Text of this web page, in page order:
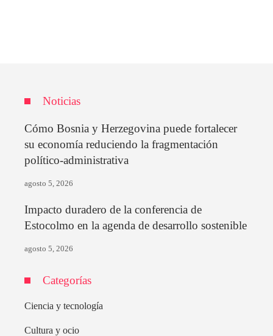
Noticias
Cómo Bosnia y Herzegovina puede fortalecer
su economía reduciendo la fragmentación
político-administrativa
agosto 5, 2026
Impacto duradero de la conferencia de
Estocolmo en la agenda de desarrollo sostenible
agosto 5, 2026
Categorías
Ciencia y tecnología
Cultura y ocio